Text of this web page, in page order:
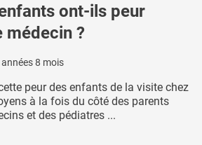
ont-ils peur
médecin ?
8 mois
peur des enfants de la visite chez
à la fois du côté des parents
et des pédiatres ...